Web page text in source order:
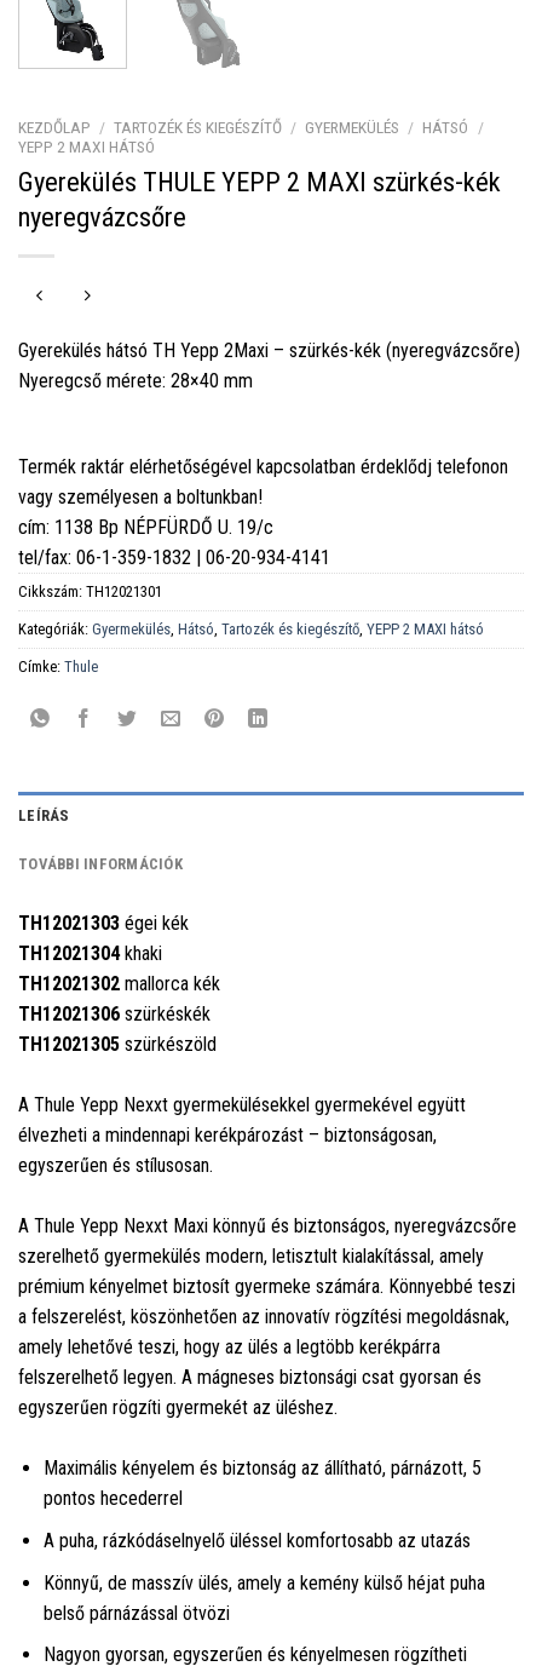
KEZDŐLAP / TARTOZÉK ÉS KIEGÉSZÍTŐ / GYERMEKÜLÉS / HÁTSÓ
/
YEPP 2 MAXI HÁTSÓ
Gyerekülés THULE YEPP 2 MAXI szürkés-kék
nyeregvázcsőre
Gyerekülés hátsó TH Yepp 2Maxi – szürkés-kék (nyeregvázcsőre)
Nyeregcső mérete: 28×40 mm
Termék raktár elérhetőségével kapcsolatban érdeklődj telefonon
vagy személyesen a boltunkban!
cím: 1138 Bp NÉPFÜRDŐ U. 19/c
tel/fax: 06-1-359-1832 | 06-20-934-4141
Cikkszám: TH12021301
Kategóriák: Gyermekülés Hátsó Tartozék és kiegészítő YEPP 2 MAXI hátsó
Címke: Thule
LEÍRÁS
TOVÁBBI INFORMÁCIÓK
TH12021303 égei kék
TH12021304khaki
TH12021302 mallorca kék
TH12021306 szürkéskék
TH12021305 szürkészöld
A Thule Yepp Nexxt gyermekülésekkel gyermekével együtt
élvezheti a mindennapi kerékpározást – biztonságosan,
egyszerűen és stílusosan.
A Thule Yepp Nexxt Maxi könnyű és biztonságos, nyeregvázcsőre
szerelhető gyermekülés modern, letisztult kialakítással, amely
prémium kényelmet biztosít gyermeke számára. Könnyebbé teszi
a felszerelést, köszönhetően az innovatív rögzítési megoldásnak,
amely lehetővé teszi, hogy az ülés a legtöbb kerékpárra
felszerelhető legyen. A mágneses biztonsági csat gyorsan és
egyszerűen rögzíti gyermekét az üléshez.
Maximális kényelem és biztonság az állítható, párnázott, 5
pontos hecederrel
A puha, rázkódáselnyelő üléssel komfortosabb az utazás
Könnyű, de masszív ülés, amely a kemény külső héjat puha
belső párnázással ötvözi
Nagyon gyorsan, egyszerűen és kényelmesen rögzítheti